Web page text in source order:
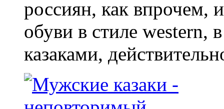
россиян, как впрочем,
обуви в стиле western,
казаками,